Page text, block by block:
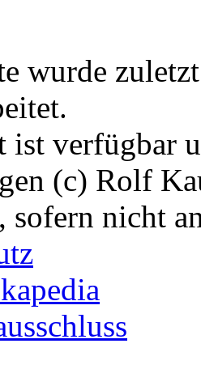
wurde
ist verfügbar
(c) Rolf
sofern nicht